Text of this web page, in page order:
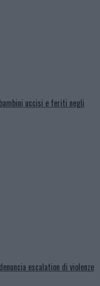
bambini uccisi e feriti negli
escalation di violenze